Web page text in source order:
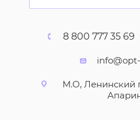
8 800 777 35 69
М.О, Ленинский